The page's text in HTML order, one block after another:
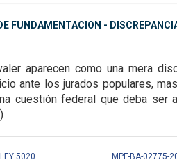
FUNDAMENTACION -
aparecen como una mera
ante los jurados populares,
cuestión federal que deba ser
5020
MPF-BA-02775-